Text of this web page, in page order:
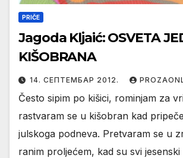
PRIČE
Jagoda Kljaić: OSVETA JEDNOGA
KIŠOBRANA
14. СЕПТЕМБАР 2012.
Često sipim po kišici, rominjam za
rastvaram se u kišobran kad
julskoga podneva. Pretvaram se u
ranim proljećem, kad su svi